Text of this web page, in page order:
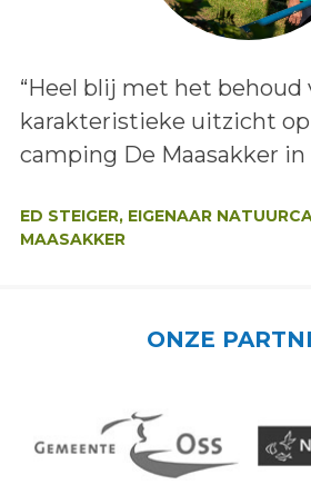
Lees het bericht:
“Heel blij met het behoud
karakteristieke uitzicht op
camping De Maasakker in
ED STEIGER, EIGENAAR
MAASAKKER
ONZE